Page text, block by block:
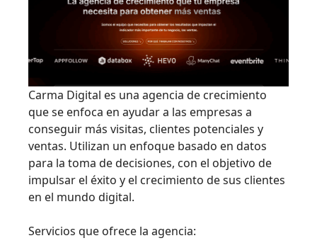
Carma Digital es una agencia de crecimiento
que se enfoca en ayudar a las empresas a
conseguir más visitas, clientes potenciales y
ventas. Utilizan un enfoque basado en datos
para la toma de decisiones, con el objetivo de
impulsar el éxito y el crecimiento de sus clientes
en el mundo digital.
Servicios que ofrece la agencia: